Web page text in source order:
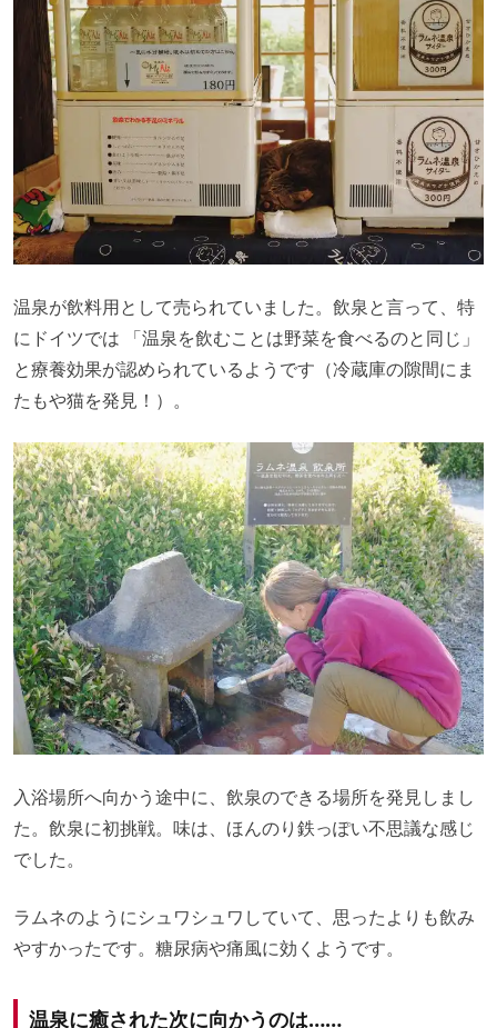
温泉が飲料用として売られていました。飲泉と言って、特
にドイツでは 「温泉を飲むことは野菜を食べるのと同じ」
と療養効果が認められているようです（冷蔵庫の隙間にま
たもや猫を発見！）。
入浴場所へ向かう途中に、飲泉のできる場所を発見しまし
た。飲泉に初挑戦。味は、ほんのり鉄っぽい不思議な感じ
でした。
ラムネのようにシュワシュワしていて、思ったよりも飲み
やすかったです。糖尿病や痛風に効くようです。
温泉に癒された次に向かうのは……